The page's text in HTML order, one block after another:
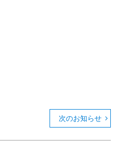
次のお知らせ